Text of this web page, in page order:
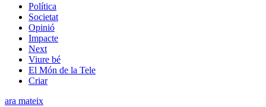
Política
Societat
Opinió
Impacte
Next
Viure bé
El Món de la Tele
Criar
ara mateix